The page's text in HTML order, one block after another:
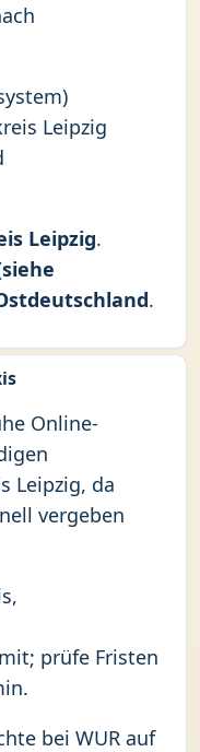
Leipzig
Leipzig.
.
Online-
Leipzig, da
vergeben
prüfe Fristen
bei WUR auf